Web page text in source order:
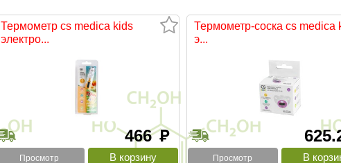
Термометр cs medica kids
электро...
466руб
Просмотр
Термометр-соска cs medica
э...
Просмотр